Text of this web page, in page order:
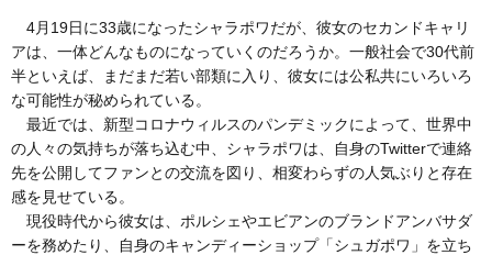
4月19日に33歳になったシャラポワだが、彼女のセカンドキャリ
アは、一体どんなものになっていくのだろうか。一般社会で30代前
半といえば、まだまだ若い部類に入り、彼女には公私共にいろいろ
な可能性が秘められている。
最近では、新型コロナウィルスのパンデミックによって、世界中
の人々の気持ちが落ち込む中、シャラポワは、自身のTwitterで連絡
先を公開してファンとの交流を図り、相変わらずの人気ぶりと存在
感を見せている。
現役時代から彼女は、ポルシェやエビアンのブランドアンバサダ
ーを務めたり、自身のキャンディーショップ「シュガポワ」を立ち